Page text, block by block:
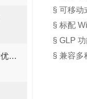
Tempos Meter热特性分析仪技术优势：快速、无损与广泛适用性
§ 可移动
§ 标配
§ GLP
§ 兼容多